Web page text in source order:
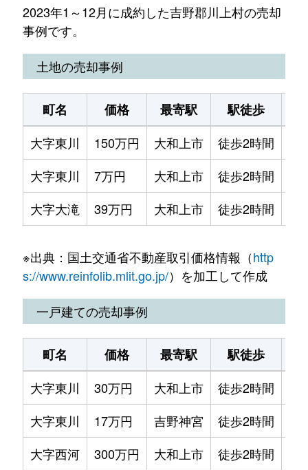
2023年1～12月に成約した吉野郡川上村の売却
事例です。
土地の売却事例
町名 価格 最寄駅 駅徒歩
大字東川
150万円 大和上市 徒歩2時間
大字東川
7万円 大和上市 徒歩2時間
大字大滝
39万円 大和上市 徒歩2時間
※出典：国土交通省不動産取引価格情報（http
s://www.reinfolib.mlit.go.jp/）を加工して作成
一戸建ての売却事例
町名 価格 最寄駅 駅徒歩
大字東川
30万円 大和上市 徒歩2時間
大字東川
17万円 吉野神宮 徒歩2時間
大字西河
300万円 大和上市 徒歩2時間